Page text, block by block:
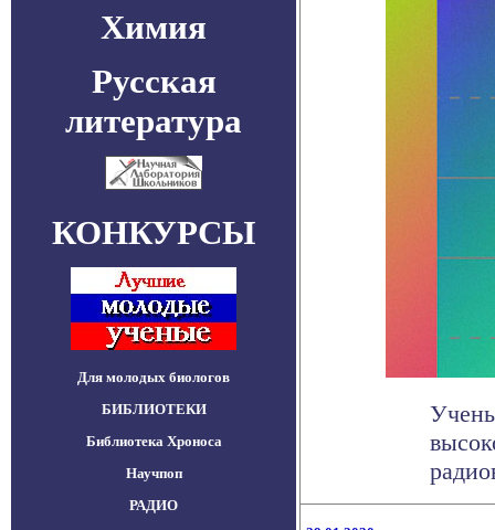
Химия
Русская
литература
КОНКУРСЫ
Для молодых биологов
БИБЛИОТЕКИ
Библиотека Хроноса
Научпоп
РАДИО